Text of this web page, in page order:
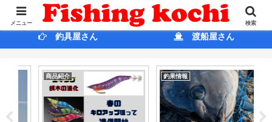
ホ ー ム ブログ
釣具屋さん 渡船屋さん
商品紹介 釣果情報
メニュー 検索